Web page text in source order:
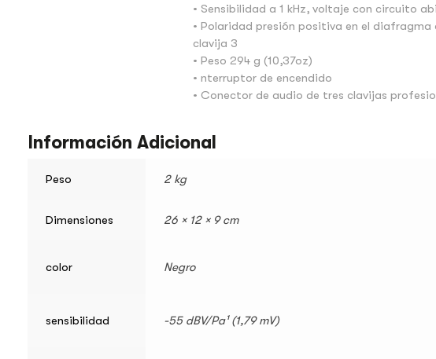
• Sensibilidad a 1 kHz, voltaje con circuito
• Polaridad presión positiva en el
clavija 3
• Peso 294 g (10,37oz)
• nterruptor de encendido
• Conector de audio de tres clavijas
Información Adicional
Peso 2 kg
Dimensiones 26 × 12 × 9 cm
color Negro
sensibilidad -55 dBV/Pa¹ (1,79 mV)